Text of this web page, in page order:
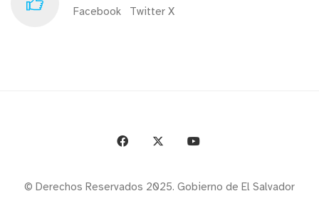
Facebook Twitter X
© Derechos Reservados 2025. Gobierno de El Salvador